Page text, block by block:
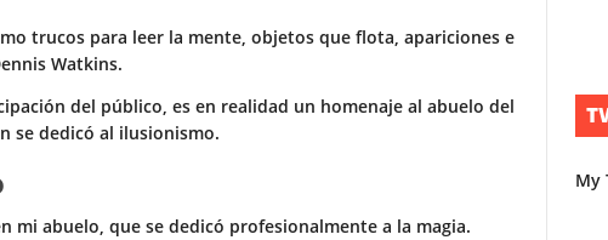
trucos para leer la mente, objetos que flota, apariciones e
Watkins.
del público, es en realidad un homenaje al abuelo del
se dedicó al ilusionismo.
mi abuelo, que se dedicó profesionalmente a la magia.
My